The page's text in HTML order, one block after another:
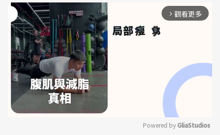
arrow_forward_ios 觀看更多
Powered by GliaStudios